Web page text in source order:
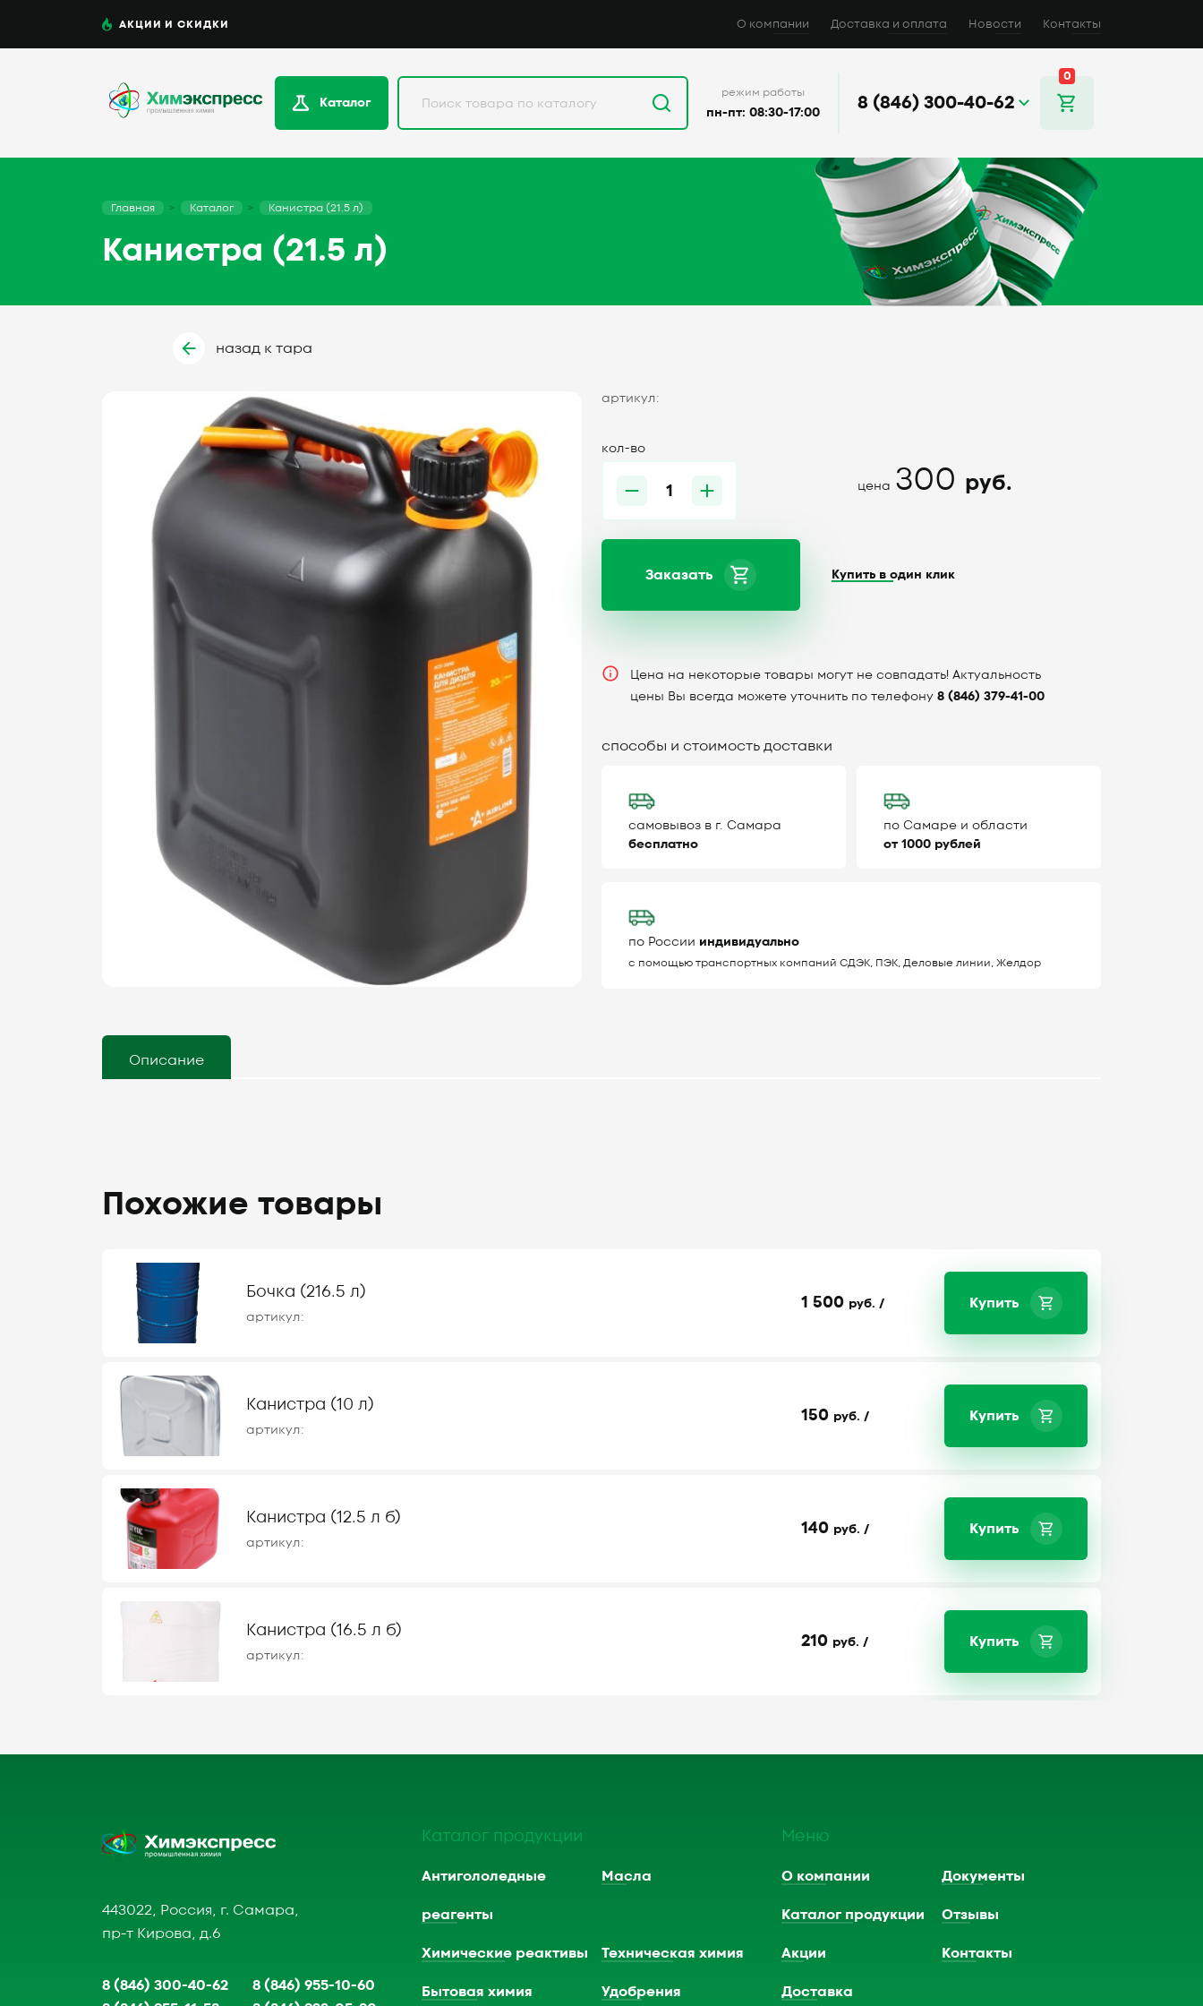
АКЦИИ И СКИДКИ О компании Доставка и оплата Новости Контакты
Каталог
режим работы
пн-пт: 08:30-17:00 8 (846) 300-40-62
0
Главная Каталог Канистра (21.5 л)
Канистра (21.5 л)
назад к тара
артикул:
кол-во
цена 300 руб.
Заказать Купить в один клик
Цена на некоторые товары могут не совпадать! Актуальность
цены Вы всегда можете уточнить по телефону 8 (846) 379-41-00
способы и стоимость доставки
самовывоз в г. Самара
бесплатно
по Самаре и области
от 1000 рублей
по России индивидуально
с помощью транспортных компаний СДЭК, ПЭК, Деловые линии, Желдор
Описание
Похожие товары
Бочка (216.5 л)
артикул:
1 500 руб. / Купить
Канистра (10 л)
артикул:
150 руб. / Купить
Канистра (12.5 л б)
артикул:
140 руб. / Купить
Канистра (16.5 л б)
артикул:
210 руб. / Купить
443022, Россия, г. Самара,
пр-т Кирова, д.6
8 (846) 300-40-62
8 (846) 955-10-60
Каталог продукции
Антигололедные
реагенты
Масла
Химические реактивы Техническая химия
Бытовая химия Удобрения
Меню
О компании Документы
Каталог продукции Отзывы
Акции Контакты
Доставка